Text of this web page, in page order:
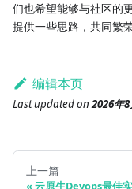
们也希望能够与社区的
提供一些思路，共同繁
编辑本页
Last updatedon2026年
上一篇
云原生Devops最佳